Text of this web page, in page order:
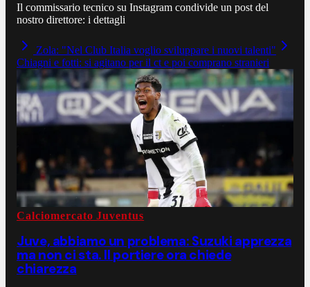
Il commissario tecnico su Instagram condivide un post del
nostro direttore: i dettagli
Zola: "Nel Club Italia voglio sviluppare i nuovi talenti"
Chiagni e fotti: si agitano per il ct e poi comprano stranieri
Calciomercato Juventus
Juve, abbiamo un problema: Suzuki apprezza
ma non ci sta. Il portiere ora chiede
chiarezza